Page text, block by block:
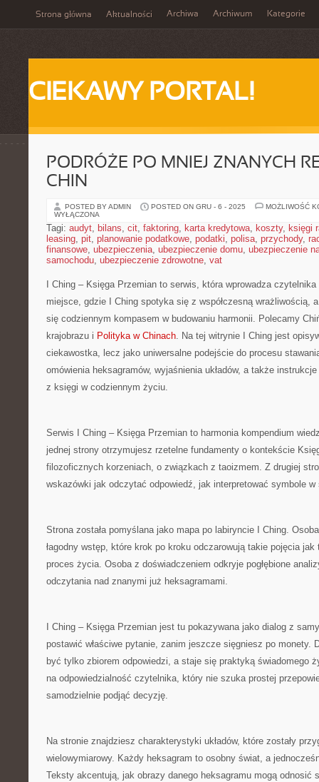
Strona główna Aktualności Archiwa Archiwum Kategorie
CIEKAWY PORTAL!
PODRÓŻE PO MNIEJ ZNANYCH
CHIN
POSTED BY ADMIN POSTED ON GRU - 6 - 2025
MOŻLIWOŚĆ
WYŁĄCZONA
Tagi: audyt, bilans, cit, faktoring, karta kredytowa, koszty, księgi
leasing, pit, planowanie podatkowe, podatki, polisa, przychody,
finansowe, ubezpieczenia, ubezpieczenie domu, ubezpieczenie
samochodu, ubezpieczenie zdrowotne, vat
I Ching – Księga Przemian to serwis, która wprowadza
miejsce, gdzie I Ching spotyka się z współczesną wrażliwością,
się codziennym kompasem w budowaniu harmonii. Polecamy
krajobrazu i Polityka w Chinach. Na tej witrynie I Ching jest
ciekawostka, lecz jako uniwersalne podejście do procesu
omówienia heksagramów, wyjaśnienia układów, a także
z księgi w codziennym życiu.
Serwis I Ching – Księga Przemian to harmonia kompendium
jednej strony otrzymujesz rzetelne fundamenty o kontekście
filozoficznych korzeniach, o związkach z taoizmem. Z drugiej
wskazówki jak odczytać odpowiedź, jak interpretować symbole w
Strona została pomyślana jako mapa po labiryncie I Ching.
łagodny wstęp, które krok po kroku odczarowują takie pojęcia
proces życia. Osoba z doświadczeniem odkryje pogłębione
odczytania nad znanymi już heksagramami.
I Ching – Księga Przemian jest tu pokazywana jako dialog z
postawić właściwe pytanie, zanim jeszcze sięgniesz po monety.
być tylko zbiorem odpowiedzi, a staje się praktyką świadomego
na odpowiedzialność czytelnika, który nie szuka prostej
samodzielnie podjąć decyzję.
Na stronie znajdziesz charakterystyki układów, które zostały
wielowymiarowy. Każdy heksagram to osobny świat, a
Teksty akcentują, jak obrazy danego heksagramu mogą odnosić